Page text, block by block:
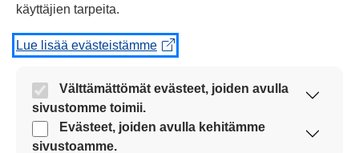
Yksi kommentti artikkeliin
käyttäjien tarpeita.
Lue lisää evästeistämme
Välttämättömät evästeet, joiden avulla
sivustomme toimii.
Nämä evästeet ovat aina käytössä, jotta
sivustoamme voi käyttää sujuvasti ja turvallisesti.
Evästeet, joiden avulla kehitämme
sivustoamme.